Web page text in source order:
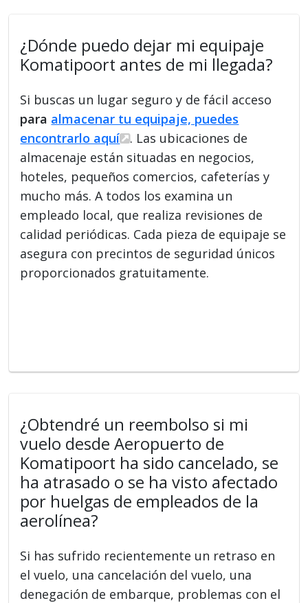
¿Dónde puedo dejar mi equipaje
Komatipoort antes de mi llegada?
Si buscas un lugar seguro y de fácil acceso
para almacenar tu equipaje, puedes
encontrarlo aquí
. Las ubicaciones de
almacenaje están situadas en negocios,
hoteles, pequeños comercios, cafeterías y
mucho más. A todos los examina un
empleado local, que realiza revisiones de
calidad periódicas. Cada pieza de equipaje se
asegura con precintos de seguridad únicos
proporcionados gratuitamente.
¿Obtendré un reembolso si mi
vuelo desde Aeropuerto de
Komatipoort ha sido cancelado, se
ha atrasado o se ha visto afectado
por huelgas de empleados de la
aerolínea?
Si has sufrido recientemente un retraso en
el vuelo, una cancelación del vuelo, una
denegación de embarque, problemas con el